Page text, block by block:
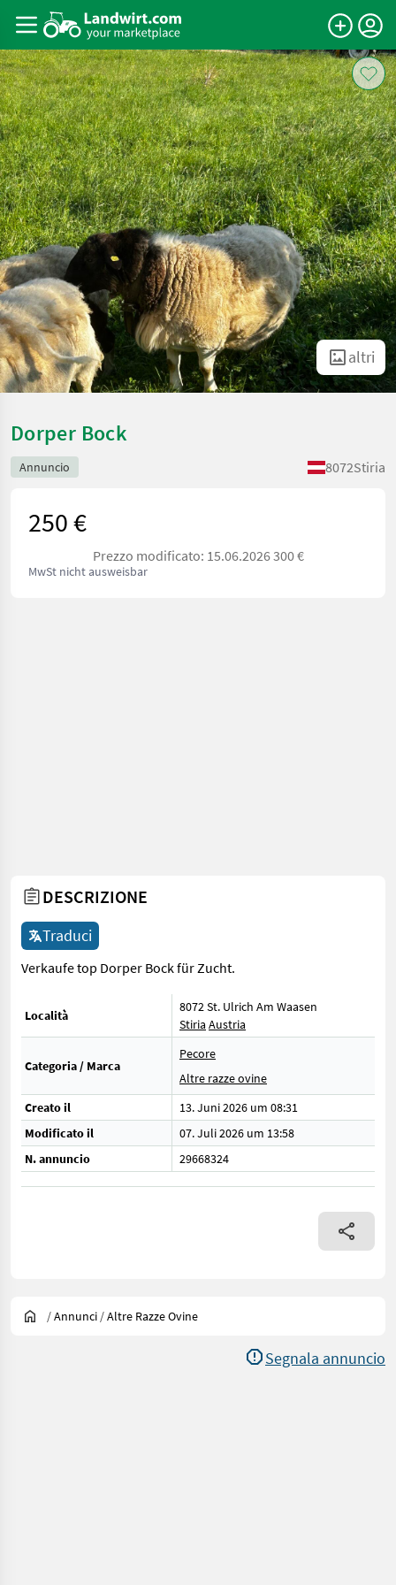
altri
Dorper Bock
Annuncio 8072Stiria
250 €
Prezzo modificato: 15.06.2026 300 €
MwSt nicht ausweisbar
DESCRIZIONE
Traduci
Verkaufe top Dorper Bock für Zucht.
Località
8072 St. Ulrich Am Waasen
Stiria Austria
Categoria / Marca
Pecore
Altre razze ovine
Creato il
13. Juni 2026 um 08:31
Modificato il
07. Juli 2026 um 13:58
N. annuncio
29668324
/Annunci /Altre Razze Ovine
Segnala annuncio